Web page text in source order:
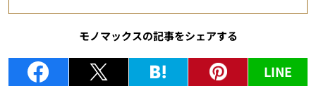
モノマックスの記事をシェアする
LINE